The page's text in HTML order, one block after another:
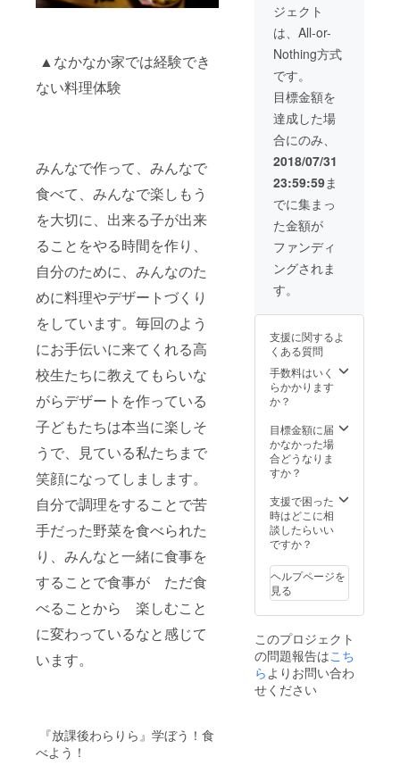
▲なかなか家では経験でき
ない料理体験
みんなで作って、みんなで
食べて、みんなで楽しもう
を大切に、出来る子が出来
ることをやる時間を作り、
自分のために、みんなのた
めに料理やデザートづくり
をしています。毎回のよう
にお手伝いに来てくれる高
校生たちに教えてもらいな
がらデザートを作っている
子どもたちは本当に楽しそ
うで、見ている私たちまで
笑顔になってしまします。
自分で調理をすることで苦
手だった野菜を食べられた
り、みんなと一緒に食事を
することで食事が ただ食
べることから 楽しむこと
に変わっているなと感じて
います。
『放課後わらりら』学ぼう！食
べよう！
ジェクト
は、All-or-
Nothing方式
です。
目標金額を
達成した場
合にのみ、
2018/07/31
23:59:59ま
でに集まっ
た金額が
ファンディ
ングされま
す。
支援に関するよ
くある質問
手数料はいく
らかかります
か？
目標金額に届
かなかった場
合どうなりま
すか？
支援で困った
時はどこに相
談したらいい
ですか？
ヘルプページを
見る
このプロジェクト
の問題報告はこち
らよりお問い合わ
せください